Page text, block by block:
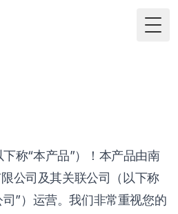
称“本产品”）！本产品由南
公司及其关联公司（以下称
司”）运营。我们非常重视您的